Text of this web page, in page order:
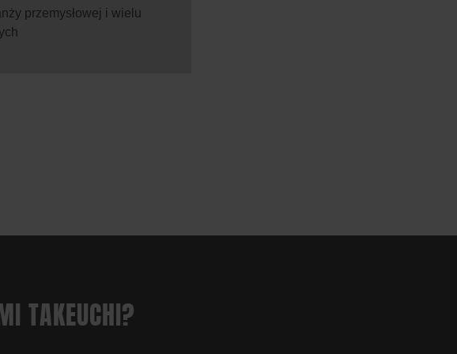
przemysłowej i wielu
TAKEUCHI?